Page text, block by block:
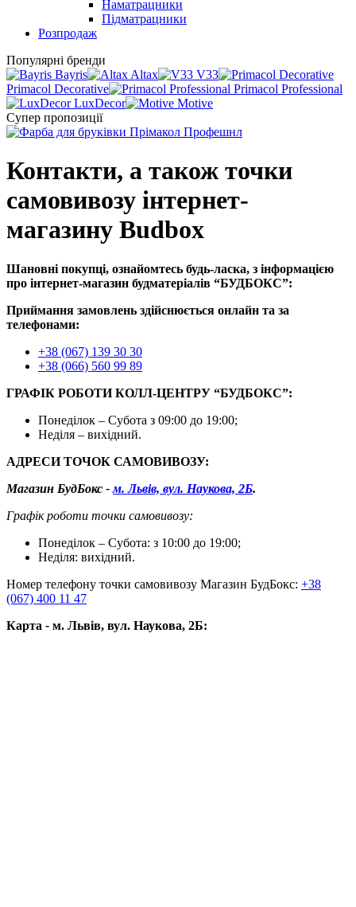
Наматрацники
Підматрацники
Розпродаж
Популярні бренди
Bayris
Altax
V33
Primacol Decorative
Primacol Professional
LuxDecor
Motive
Супер пропозиції
Контакти, а також точки
самовивозу інтернет-
магазину Budbox
Шановні покупці, ознайомтесь будь-ласка, з інформацією
про інтернет-магазин будматеріалів “БУДБОКС”:
Приймання замовлень здійснюється онлайн та за
телефонами:
+38 (067) 139 30 30
+38 (066) 560 99 89
ГРАФІК РОБОТИ КОЛЛ-ЦЕНТРУ “БУДБОКС”:
Понеділок – Субота з 09:00 до 19:00;
Неділя – вихідний.
АДРЕСИ ТОЧОК САМОВИВОЗУ:
Магазин БудБокс -м. Львів, вул. Наукова, 2Б.
Графік роботи точки самовивозу:
Понеділок – Субота: з 10:00 до 19:00;
Неділя: вихідний.
Номер телефону точки самовивозу Магазин БудБокс: +38
(067) 400 11 47
Карта - м. Львів, вул. Наукова, 2Б: